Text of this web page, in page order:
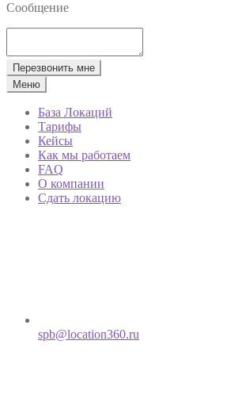
Сообщение
Перезвонить мне
Меню
База Локаций
Тарифы
Кейсы
Как мы работаем
FAQ
О компании
Сдать локацию
spb@location360.ru